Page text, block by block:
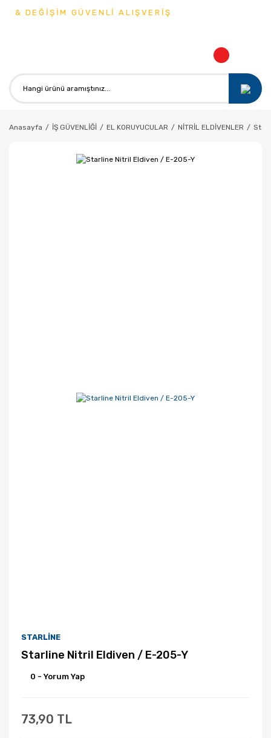
& DEĞİŞİM GÜVENLİ ALIŞVERİŞ
Anasayfa İŞ GÜVENLİĞİ EL KORUYUCULAR NİTRİL ELDİVENLER
STARLİNE
Starline Nitril Eldiven / E-205-Y
0 - Yorum Yap
73,90 TL